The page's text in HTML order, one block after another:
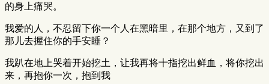
的身上痛哭。
我爱的人，不忍留下你一个人在黑暗里，在那个地方，又到了
那儿去握住你的手安睡？
我趴在地上哭着开始挖土，让我再将十指挖出鲜血，将你挖出
来，再抱你一次，抱到我